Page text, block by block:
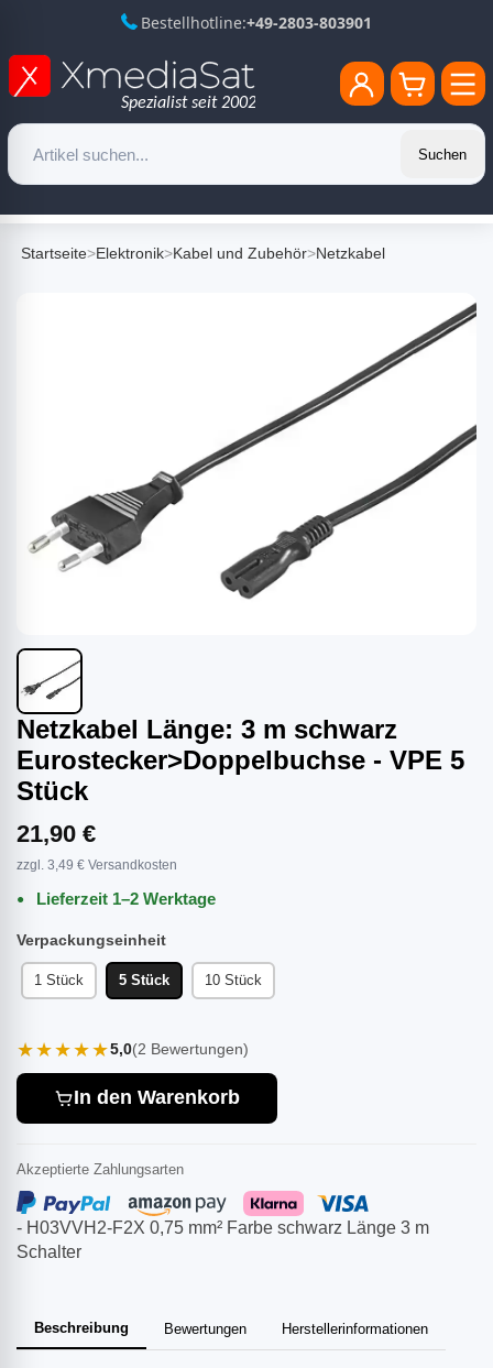
Bestellhotline:+49-2803-803901
Suchen
Startseite>Elektronik>Kabel und Zubehör>Netzkabel
Netzkabel Länge: 3 m schwarz
Eurostecker>Doppelbuchse - VPE 5
Stück
- H03VVH2-F2X 0,75 mm² Farbe schwarz Länge 3 m
Schalter
Beschreibung Bewertungen Herstellerinformationen
21,90 €
zzgl. 3,49 € Versandkosten
Lieferzeit 1–2 Werktage
Verpackungseinheit
1 Stück 5 Stück 10 Stück
★★★★★5,0(2 Bewertungen)
In den Warenkorb
Akzeptierte Zahlungsarten